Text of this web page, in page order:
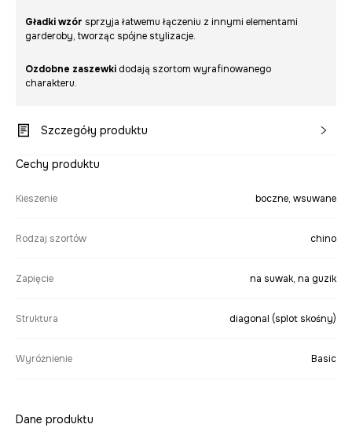
Gładki wzór sprzyja łatwemu łączeniu z innymi elementami
garderoby, tworząc spójne stylizacje.
Ozdobne zaszewki dodają szortom wyrafinowanego
charakteru.
Szczegóły produktu
Cechy produktu
Kieszenie boczne, wsuwane
Rodzaj szortów chino
Zapięcie na suwak, na guzik
Struktura diagonal (splot skośny)
Wyróżnienie Basic
Dane produktu